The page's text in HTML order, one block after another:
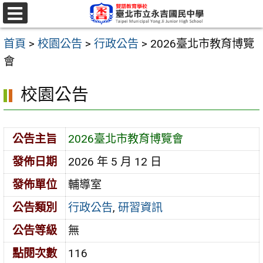
跳
至
主
要
區
選
單
首頁 > 校園公告 > 行政公告 > 2026臺北市教育博覽
會
校園公告
公告主旨
2026臺北市教育博覽會
發佈日期
2026 年 5 月 12 日
發佈單位
輔導室
公告類別
行政公告,研習資訊
公告等級
無
點閱次數
116